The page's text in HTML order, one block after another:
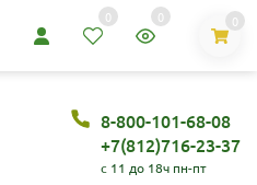
0 0 0
8-800-101-68-08
+7(812)716-23-37
c 11 до 18ч пн-пт